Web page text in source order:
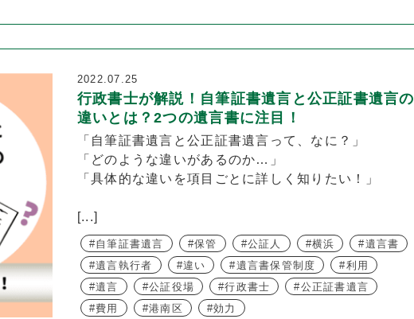
2022.07.25
行政書士が解説！自筆証書遺言と公正証書遺言の
違いとは？2つの遺言書に注目！
「自筆証書遺言と公正証書遺言って、なに？」
「どのような違いがあるのか…」
「具体的な違いを項目ごとに詳しく知りたい！」
[...]
自筆証書遺言 保管 公証人 横浜
遺言書
遺言執行者
違い 遺言書保管制度
利用
遺言
公証役場 行政書士
公正証書遺言
費用
港南区 効力